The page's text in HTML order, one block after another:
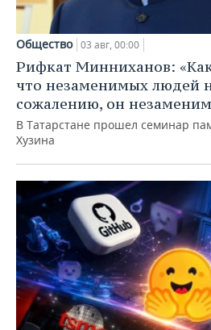
Общество 03 авг, 00:00
Рифкат Минниханов:
что незаменимых людей
сожалению, он
В Татарстане прошел семинар
Хузина